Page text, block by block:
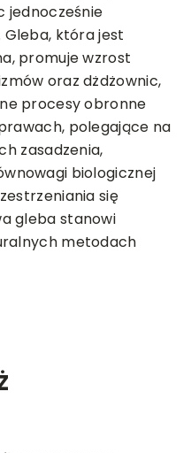
jednocześnie
która jest
promuje wzrost
oraz dżdżownic,
procesy obronne
polegające na
zasadzenia,
biologicznej
się
gleba stanowi
metodach